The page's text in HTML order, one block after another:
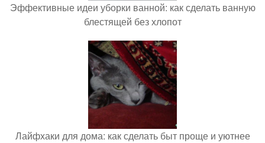
Эффективные идеи уборки ванной: как сделать ванную
блестящей без хлопот
Лайфхаки для дома: как сделать быт проще и уютнее